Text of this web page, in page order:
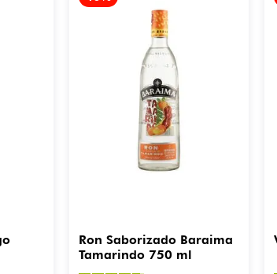
Ron Saborizado Baraima
Tamarindo 750 ml